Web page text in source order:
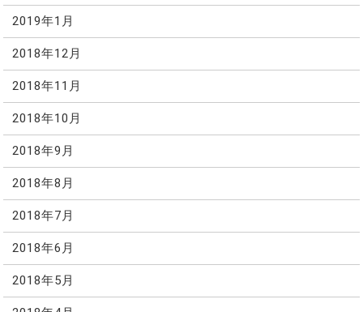
2019年1月
2018年12月
2018年11月
2018年10月
2018年9月
2018年8月
2018年7月
2018年6月
2018年5月